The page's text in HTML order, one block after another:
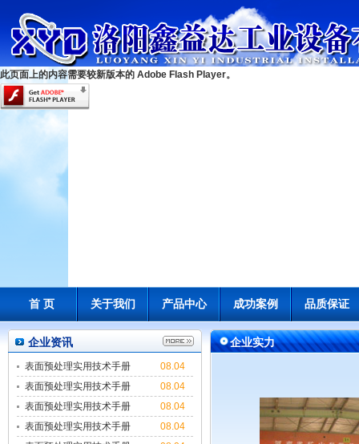
此页面上的内容需要较新版本的 Adobe Flash Player。
首 页 关于我们 产品中心 成功案例 品质保证
企业资讯
08.04
表面预处理实用技术手册
9
08.04
表面预处理实用技术手册
8
08.04
表面预处理实用技术手册
7
08.04
表面预处理实用技术手册
企业实力